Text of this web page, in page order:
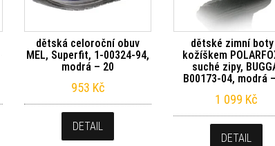
dětská celoroční obuv
MEL, Superfit, 1-00324-94,
modrá – 20
953 Kč
DETAIL
dětské zimní
kožíškem
suché zipy,
B00173-04, modrá
1 099 Kč
DETAIL